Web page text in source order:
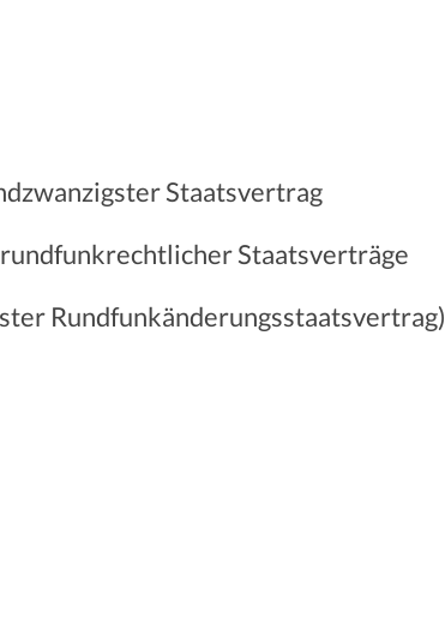
Staatsvertrag
Staatsverträge
Rundfunkänderungsstaatsvertrag)